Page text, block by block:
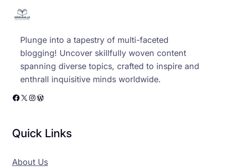
Plunge into a tapestry of multi-faceted
blogging! Uncover skillfully woven content
spanning diverse topics, crafted to inspire and
enthrall inquisitive minds worldwide.
Facebook X Instagram WordPress
Quick Links
About Us